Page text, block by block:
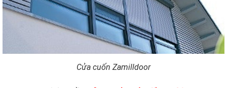
Cửa cuốn Zamilldoor